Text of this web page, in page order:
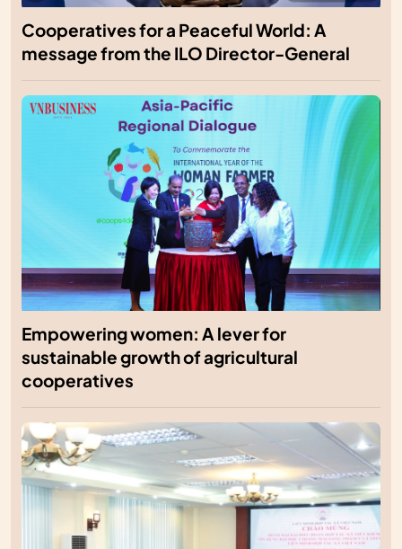
Cooperatives for a Peaceful World: A
message from the ILO Director-General
Empowering women: A lever for
sustainable growth of agricultural
cooperatives